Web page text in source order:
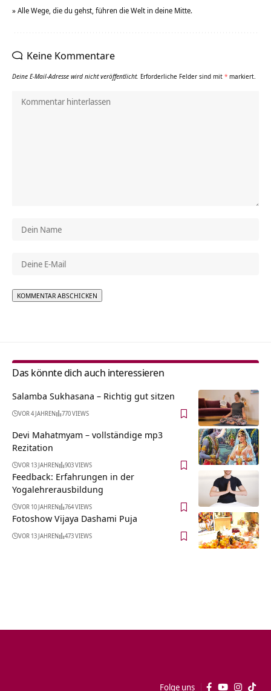
» Alle Wege, die du gehst, führen die Welt in deine Mitte.
Keine Kommentare
Deine E-Mail-Adresse wird nicht veröffentlicht. Erforderliche Felder sind mit * markiert.
Das könnte dich auch interessieren
Salamba Sukhasana – Richtig gut sitzen
VOR 4 JAHREN 770 VIEWS
Devi Mahatmyam – vollständige mp3
Rezitation
VOR 13 JAHREN 903 VIEWS
Feedback: Erfahrungen in der
Yogalehrerausbildung
VOR 10 JAHREN 764 VIEWS
Fotoshow Vijaya Dashami Puja
VOR 13 JAHREN 473 VIEWS
Folge uns